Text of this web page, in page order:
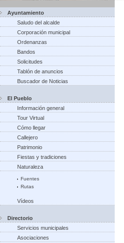
Ayuntamiento
Saludo del alcalde
Corporación municipal
Ordenanzas
Bandos
Solicitudes
Tablón de anuncios
Buscador de Noticias
El Pueblo
Información general
Tour Virtual
Cómo llegar
Callejero
Patrimonio
Fiestas y tradiciones
Naturaleza
Fuentes
Rutas
Vídeos
Directorio
Servicios municipales
Asociaciones